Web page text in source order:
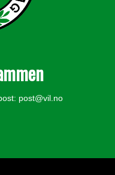
post@vil.no